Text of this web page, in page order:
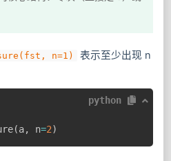
n=1)
表示至少出现 n
python
(a, n=2)